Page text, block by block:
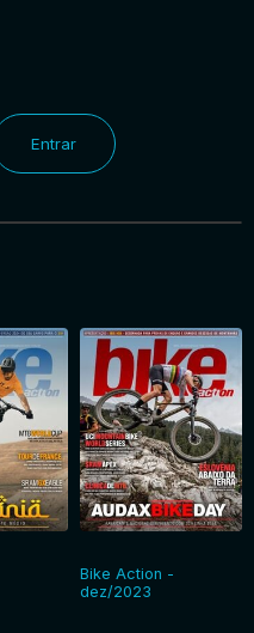
Entrar
Bike Action -
dez/2023